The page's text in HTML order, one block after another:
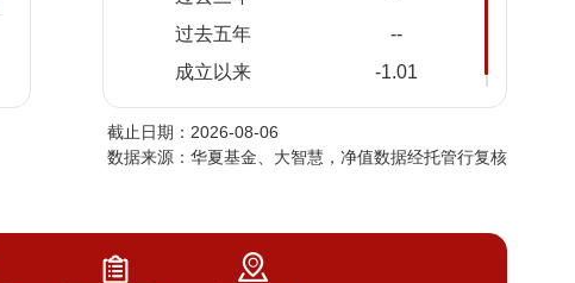
过去五年
--
成立以来
-1.01
08-03
2026-
0.9816
2026-
07-30
0.9723 0.9723
0.9895
截止日期：2026-08-06
数据来源：华夏基金、大智慧，净值数据经托管行复核